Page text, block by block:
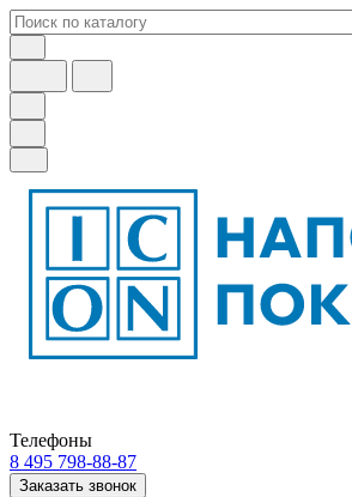
Телефоны
8 495 798-88-87
Заказать звонок